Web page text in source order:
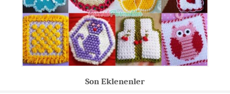
Son Eklenenler